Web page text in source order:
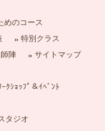
めのコース
特別クラス
陣
サイトマップ
ｰｸｼｮｯﾌﾟ＆ｲﾍﾞﾝﾄ
タジオ